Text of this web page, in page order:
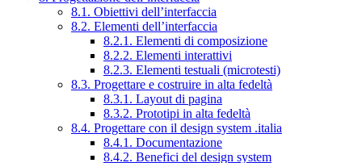
8.1. Obiettivi dell’interfaccia
8.2. Elementi dell’interfaccia
8.2.1. Elementi di composizione
8.2.2. Elementi interattivi
8.2.3. Elementi testuali (microtesti)
8.3. Progettare e costruire in alta fedeltà
8.3.1. Layout di pagina
8.3.2. Prototipi in alta fedeltà
8.4. Progettare con il design system .italia
8.4.1. Documentazione
8.4.2. Benefici del design system